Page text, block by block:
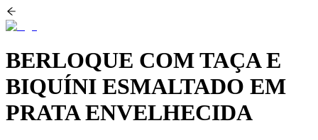
BERLOQUE COM TAÇA E
BIQUÍNI ESMALTADO EM
PRATA ENVELHECIDA